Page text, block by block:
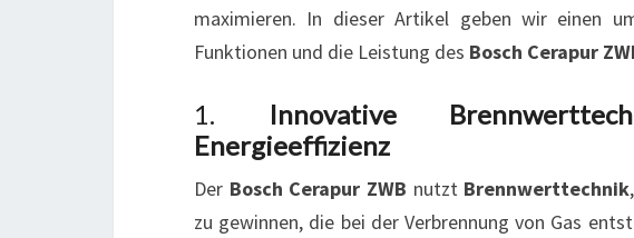
maximieren. In dieser Artikel geben wir einen
Funktionen und die Leistung des Bosch Cerapur
1.
Innovative
Energieeffizienz
Der Bosch Cerapur ZWB nutzt Brennwerttechnik
zu gewinnen, die bei der Verbrennung von Gas